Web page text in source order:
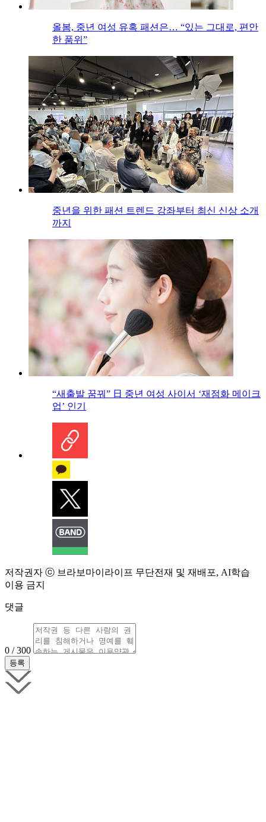
올봄, 중년 여성 유혹 패션은… “있는 그대로, 편안
한 품위”
중년을 위한 패션 트렌드 강좌부터 최신 신상 소개
까지
“새출발 꿈꿔” 日 중년 여성 사이서 ‘재점화 메이크
업’ 인기
저작권자 ⓒ 브라보마이라이프 무단전재 및 재배포, AI학습
이용 금지
댓글
0 / 300